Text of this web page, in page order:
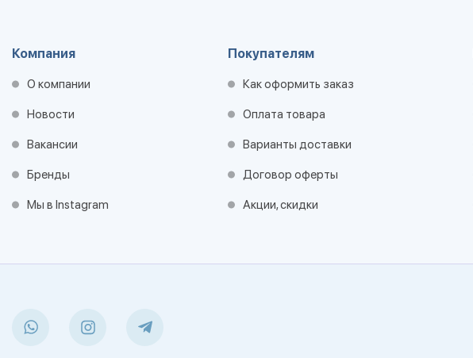
Компания
О компании
Новости
Вакансии
Бренды
Мы в Instagram
Покупателям
Как оформить заказ
Оплата товара
Варианты доставки
Договор оферты
Акции, скидки